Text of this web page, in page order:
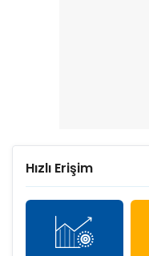
Hızlı Erişim